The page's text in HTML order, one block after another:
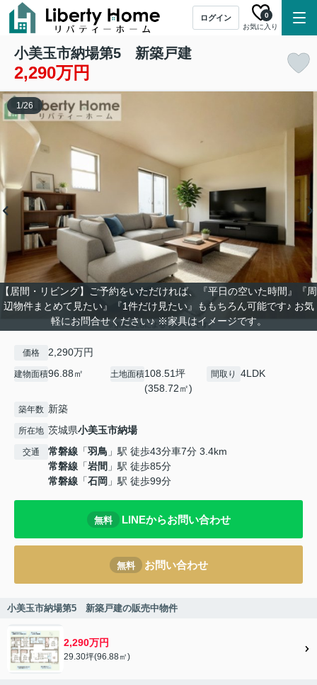
ログイン
お気に入り
0
小美玉市納場第5 新築戸建
2,290万円
【居間・リビング】ご予約をいただければ、『平日の空いた時間』『周
辺物件まとめて見たい』『1件だけ見たい』ももちろん可能です♪ お気
軽にお問合せください♪ ※家具はイメージです。
1/26
価格 2,290万円
建物面積96.88㎡ 土地面積108.51坪
(358.72㎡)
間取り 4LDK
築年数 新築
所在地 茨城県小美玉市納場
交通 常磐線 「羽鳥 」駅 徒歩43分車7分 3.4km
常磐線 「岩間 」駅 徒歩85分
常磐線 「石岡 」駅 徒歩99分
無料 LINEからお問い合わせ
無料 お問い合わせ
小美玉市納場第5 新築戸建の販売中物件
2,290万円
29.30坪(96.88㎡)